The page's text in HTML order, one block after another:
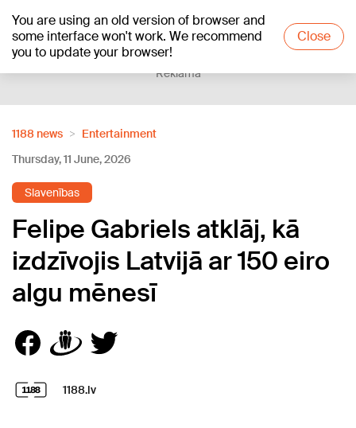
You are using an old version of browser and
some interface won't work. We recommend
you to update your browser!
Close
+18°C
Reklāma
1188 news
Entertainment
Thursday, 11 June, 2026
Slavenības
Felipe Gabriels atklāj, kā
izdzīvojis Latvijā ar 150 eiro
algu mēnesī
1188.lv